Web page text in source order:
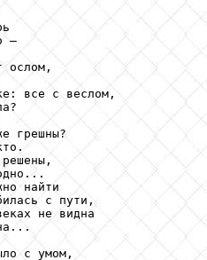
–
ослом,
все с веслом,
грешны?
найти
с пути,
не видна
с умом,